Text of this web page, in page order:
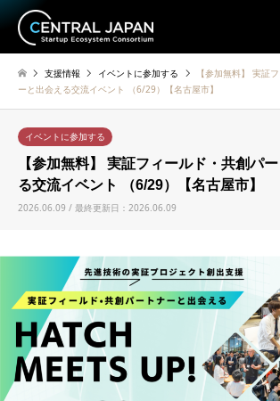
支援情報 イベントに参加する
【参加無料】 実証
ーと出会える交流イベント （6/29）【名古屋市】
イベントに参加する
【参加無料】 実証フィールド・共創パ
る交流イベント （6/29）【名古屋市】
2026.06.09 / 最終更新日：2026.06.09